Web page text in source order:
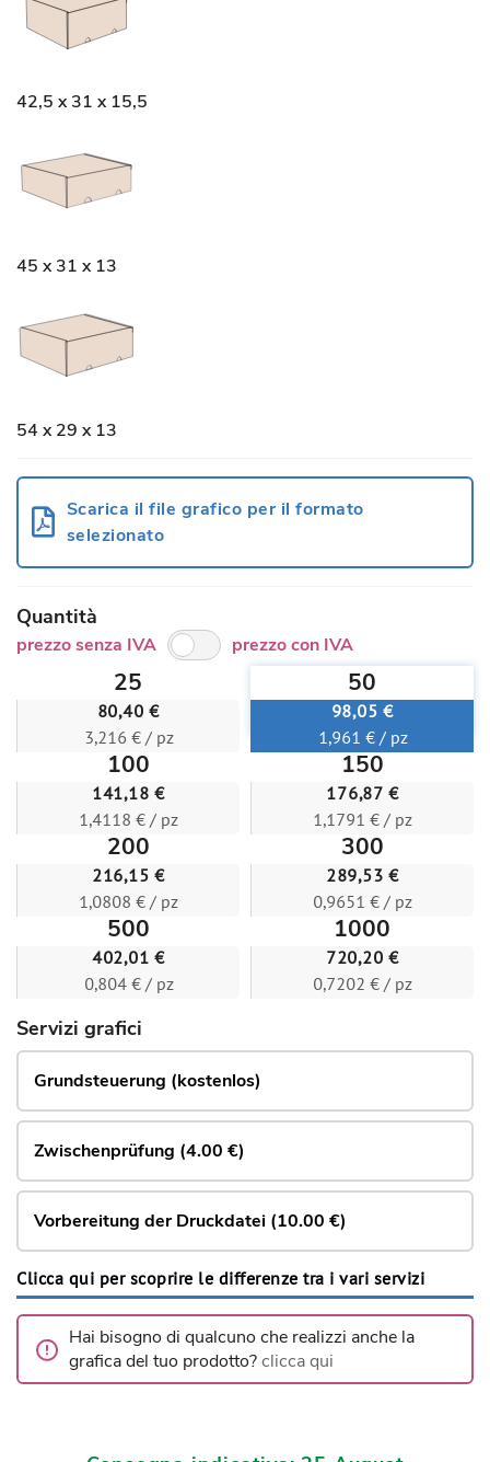
42,5 x 31 x 15,5
45 x 31 x 13
54 x 29 x 13
Scarica il file grafico per il formato
selezionato
Quantità
prezzo senza IVA prezzo con IVA
25
80,40 €
3,216 € / pz
50
98,05 €
1,961 € / pz
100
141,18 €
1,4118 € / pz
150
176,87 €
1,1791 € / pz
200
216,15 €
1,0808 € / pz
300
289,53 €
0,9651 € / pz
500
402,01 €
0,804 € / pz
1000
720,20 €
0,7202 € / pz
Servizi grafici
Grundsteuerung (kostenlos)
Zwischenprüfung (4.00 €)
Vorbereitung der Druckdatei (10.00 €)
Clicca qui per scoprire le differenze tra i vari servizi
Hai bisogno di qualcuno che realizzi anche la
grafica del tuo prodotto?clicca qui